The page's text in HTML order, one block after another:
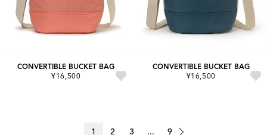
CONVERTIBLE BUCKET BAG
¥16,500
CONVERTIBLE BUCKET BAG
¥16,500
1 2 3 ... 9